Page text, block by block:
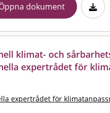
dokument
klimat- och
expertrådet för
expertrådet för